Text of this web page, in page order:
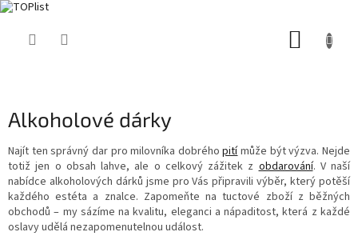
Alkoholové dárky
Najít ten správný dar pro milovníka dobréhopitímůže být výzva. Nejde
totiž jen o obsah lahve, ale o celkový zážitek z obdarování. V naší
nabídce alkoholových dárků jsme pro Vás připravili výběr, který potěší
každého estéta a znalce. Zapomeňte na tuctové zboží z běžných
obchodů – my sázíme na kvalitu, eleganci a nápaditost, která z každé
oslavy udělá nezapomenutelnou událost.